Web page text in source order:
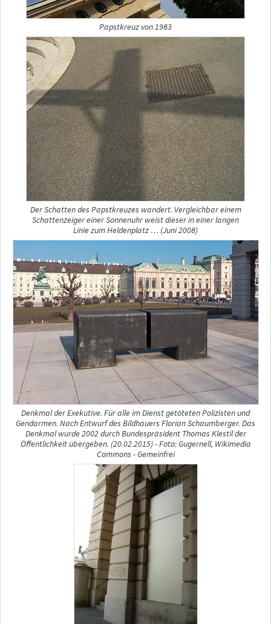
Papstkreuz von 1983
Der Schatten des Papstkreuzes wandert. Vergleichbar einem
Schattenzeiger einer Sonnenuhr weist dieser in einer langen
Linie zum Heldenplatz … (Juni 2008)
Denkmal der Exekutive. Für alle im Dienst getöteten Polizisten und
Gendarmen. Nach Entwurf des Bildhauers Florian Schaumberger. Das
Denkmal wurde 2002 durch Bundespräsident Thomas Klestil der
Öffentlichkeit übergeben. (20.02.2015) - Foto: Gugernell, Wikimedia
Commons - Gemeinfrei